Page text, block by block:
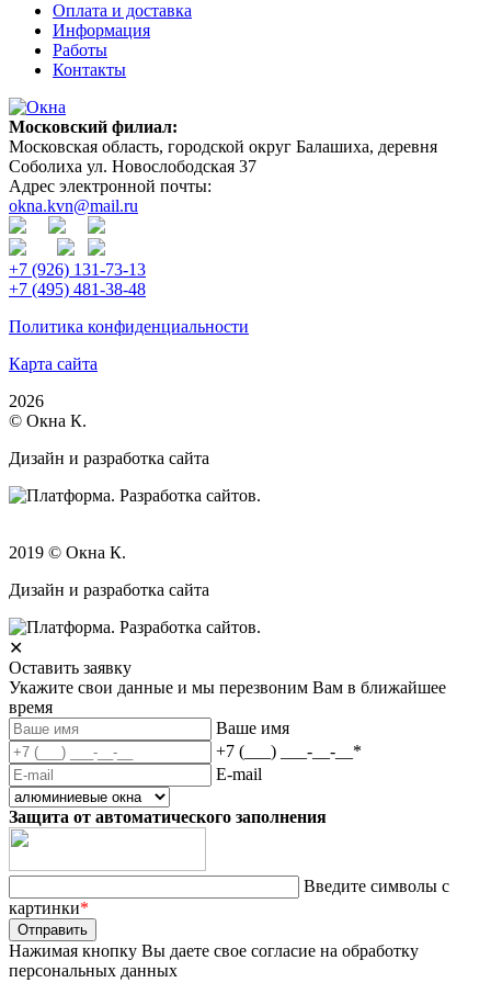
Оплата и доставка
Информация
Работы
Контакты
Московский филиал:
Московская область, городской округ Балашиха, деревня
Соболиха ул. Новослободская 37
Адрес электронной почты:
okna.kvn@mail.ru
+7 (926) 131-73-13
+7 (495) 481-38-48
Политика конфиденциальности
Карта сайта
2026
© Окна К.
Дизайн и разработка сайта
2019 © Окна К.
Дизайн и разработка сайта
✕
Оставить заявку
Укажите свои данные и мы перезвоним Вам в ближайшее
время
Ваше имя
+7 (___) ___-__-__ *
E-mail
Защита от автоматического заполнения
Введите символы с
картинки*
Нажимая кнопку Вы даете свое согласие на обработку
персональных данных